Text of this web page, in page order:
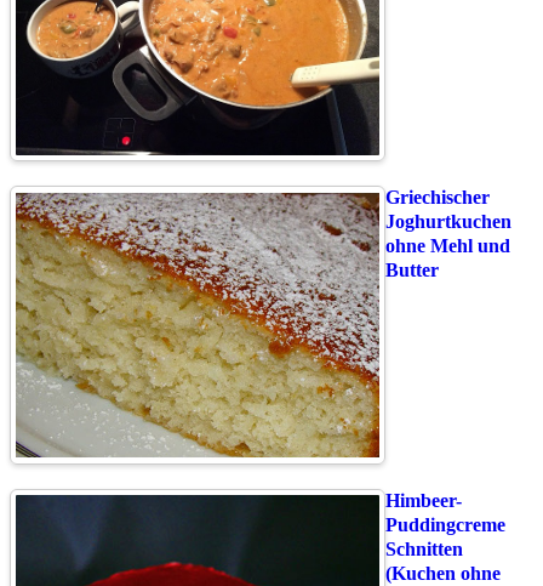
Griechischer
Joghurtkuchen
ohne Mehl und
Butter
Himbeer-
Puddingcreme
Schnitten
(Kuchen ohne